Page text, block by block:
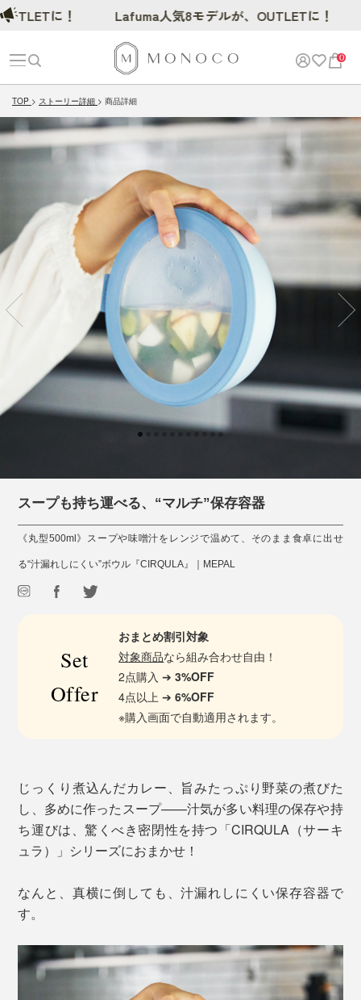
0
TOP ストーリー詳細 商品詳細
スープも持ち運べる、“マルチ”保存容器
《丸型500ml》スープや味噌汁をレンジで温めて、そのまま食卓に出せ
る“汁漏れしにくい”ボウル『CIRQULA』｜MEPAL
Set
Offer
おまとめ割引対象
対象商品なら組み合わせ自由！
2点購入 ➔3%OFF
4点以上 ➔6%OFF
※購入画面で自動適用されます。
じっくり煮込んだカレー、旨みたっぷり野菜の煮びた
し、多めに作ったスープ——汁気が多い料理の保存や持
ち運びは、驚くべき密閉性を持つ「CIRQULA（サーキ
ュラ）」シリーズにおまかせ！
なんと、真横に倒しても、汁漏れしにくい保存容器で
す。
に！ Lafuma人気8モデルが、OUTLETに！